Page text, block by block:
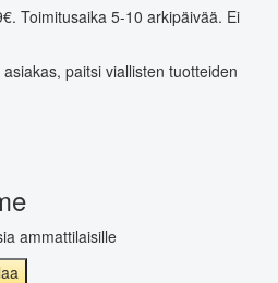
Toimitusaika 5-10 arkipäivää. Ei
paitsi viallisten tuotteiden
ammattilaisille